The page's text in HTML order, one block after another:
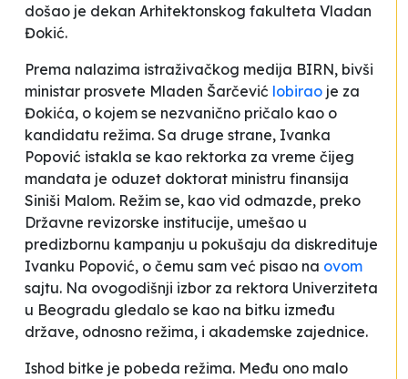
došao je dekan Arhitektonskog fakulteta Vladan
Đokić.
Prema nalazima istraživačkog medija BIRN, bivši
ministar prosvete Mladen Šarčević lobirao je za
Đokića, o kojem se nezvanično pričalo kao o
kandidatu režima. Sa druge strane, Ivanka
Popović istakla se kao rektorka za vreme čijeg
mandata je oduzet doktorat ministru finansija
Siniši Malom. Režim se, kao vid odmazde, preko
Državne revizorske institucije, umešao u
predizbornu kampanju u pokušaju da diskredituje
Ivanku Popović, o čemu sam već pisao na ovom
sajtu. Na ovogodišnji izbor za rektora Univerziteta
u Beogradu gledalo se kao na bitku između
države, odnosno režima, i akademske zajednice.
Ishod bitke je pobeda režima. Među ono malo